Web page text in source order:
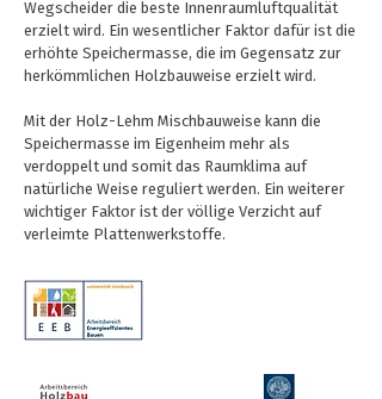
Wegscheider die beste Innenraumluftqualität
erzielt wird. Ein wesentlicher Faktor dafür ist die
erhöhte Speichermasse, die im Gegensatz zur
herkömmlichen Holzbauweise erzielt wird.
Mit der Holz-Lehm Mischbauweise kann die
Speichermasse im Eigenheim mehr als
verdoppelt und somit das Raumklima auf
natürliche Weise reguliert werden. Ein weiterer
wichtiger Faktor ist der völlige Verzicht auf
verleimte Plattenwerkstoffe.